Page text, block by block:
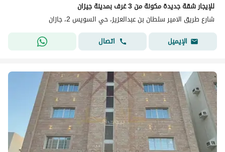
للإيجار شقة جديدة مكونة من 3 غرف بمدينة جيزان
شارع طريق الامير سلطان بن عبدالعزيز، حي السويس 2، جازان
الإيميل
اتصال